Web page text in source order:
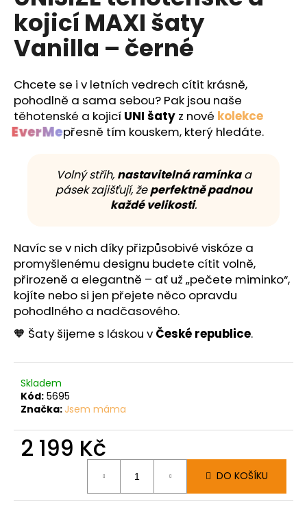
5,0
5
hvězdiček.
kojicí MAXI šaty
Vanilla – černé
Chcete se i v letních vedrech cítit krásně,
pohodlně a sama sebou? Pak jsou naše
těhotenské a kojicí UNI šaty z nové kolekce
EverMepřesně tím kouskem, který hledáte.
Volný střih, nastavitelná ramínkaa
pásek zajišťují, žeperfektně padnou
každé velikosti.
Navíc se v nich díky přizpůsobivé viskóze a
promyšlenému designu budete cítit volně,
přirozeně a elegantně – ať už „pečete miminko“,
kojíte nebo si jen přejete něco opravdu
pohodlného a nadčasového.
🧡 Šaty šijeme s láskou v České republice.
Skladem
Kód: 5695
Značka: Jsem máma
2 199 Kč
DO KOŠÍKU
u
j
e
m
e